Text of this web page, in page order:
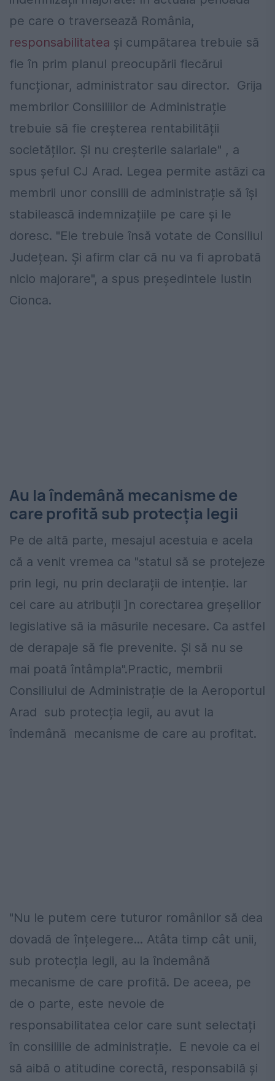
pe care o traversează România,
responsabilitatea și cumpătarea trebuie să
fie în prim planul preocupării fiecărui
funcționar, administrator sau director. Grija
membrilor Consiliilor de Administrație
trebuie să fie creșterea rentabilității
societăților. Și nu creșterile salariale" , a
spus șeful CJ Arad. Legea permite astăzi ca
membrii unor consilii de administrație să își
stabilească indemnizațiile pe care și le
doresc. "Ele trebuie însă votate de Consiliul
Județean. Și afirm clar că nu va fi aprobată
nicio majorare", a spus președintele Iustin
Cionca.
Au la îndemână mecanisme de
care profită sub protecția legii
Pe de altă parte, mesajul acestuia e acela
că a venit vremea ca "statul să se protejeze
prin legi, nu prin declarații de intenție. Iar
cei care au atribuții ]n corectarea greșelilor
legislative să ia măsurile necesare. Ca astfel
de derapaje să fie prevenite. Și să nu se
mai poată întâmpla".Practic, membrii
Consiliului de Administrație de la Aeroportul
Arad sub protecția legii, au avut la
îndemână mecanisme de care au profitat.
"Nu le putem cere tuturor românilor să dea
dovadă de înțelegere... Atâta timp cât unii,
sub protecția legii, au la îndemână
mecanisme de care profită. De aceea, pe
de o parte, este nevoie de
responsabilitatea celor care sunt selectați
în consiliile de administrație. E nevoie ca ei
să aibă o atitudine corectă, responsabilă și